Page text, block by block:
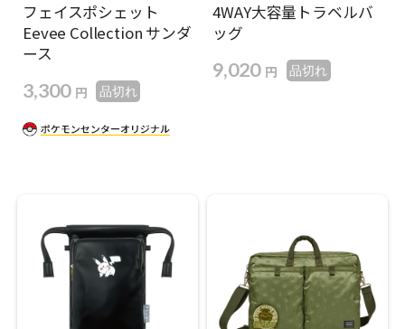
フェイスポシェット
Eevee Collection サンダ
ース
3,300 円 品切れ
4WAY大容量トラベルバ
ッグ
9,020 円 品切れ